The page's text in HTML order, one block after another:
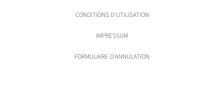
CONDITIONS D'UTILISATION
IMPRESSUM
FORMULAIRE D'ANNULATION